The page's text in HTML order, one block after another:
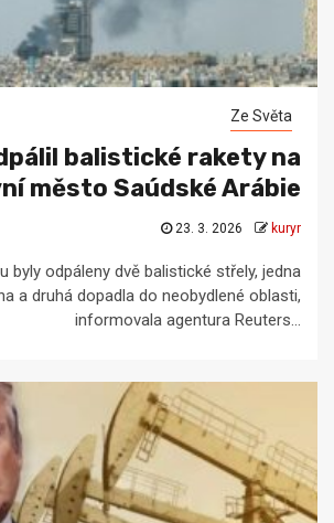
Ze Světa
balistické rakety na
město Saúdské Arábie
23. 3. 2026 kuryr
byly odpáleny dvě balistické střely, jedna
a druhá dopadla do neobydlené oblasti,
informovala agentura Reuters...